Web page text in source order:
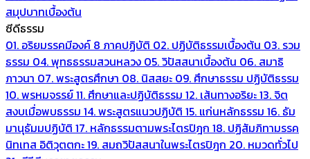
สมุปบาทเบื้องต้น
ซีดีธรรม
01. อริยมรรคมีองค์ 8 ภาคปฏิบัติ 02. ปฏิบัติธรรมเบื้องต้น 03. รวม
ธรรม 04. พุทธธรรมสวนหลวง 05. วิปัสสนาเบื้องต้น 06. สมาธิ
ภาวนา 07. พระสูตรศึกษา 08. นิสสยะ 09. ศึกษาธรรม ปฏิบัติธรรม
10. พรหมจรรย์11. ศึกษาและปฏิบัติธรรม 12. เส้นทางอริยะ13. จิต
สงบเมื่อพบธรรม 14. พระสูตรแนวปฏิบัติ 15. แก่นหลักธรรม 16. ธัม
มานุธัมมปฏิบัติ 17. หลักธรรมตามพระไตรปิฎก 18. ปฏิสัมภิทามรรค
นิทเทส อิติวุตตกะ19. สมถวิปัสสนาในพระไตรปิฎก 20. หมวดทั่วไป